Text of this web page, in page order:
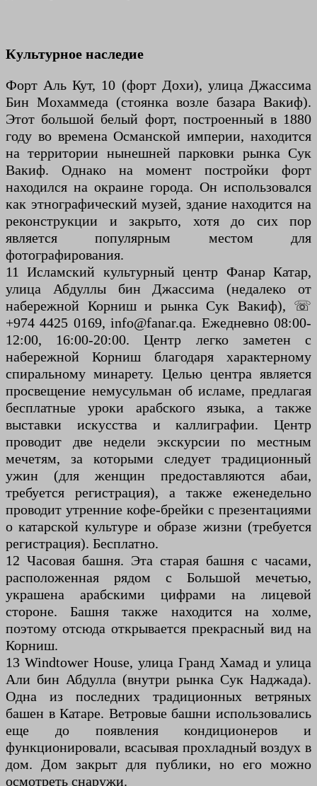
Культурное наследие
Форт Аль Кут, 10 (форт Дохи), улица Джассима
Бин Мохаммеда (стоянка возле базара Вакиф).
Этот большой белый форт, построенный в 1880
году во времена Османской империи, находится
на территории нынешней парковки рынка Сук
Вакиф. Однако на момент постройки форт
находился на окраине города. Он использовался
как этнографический музей, здание находится на
реконструкции и закрыто, хотя до сих пор
является популярным местом для
фотографирования.
11 Исламский культурный центр Фанар Катар,
улица Абдуллы бин Джассима (недалеко от
набережной Корниш и рынка Сук Вакиф), ☏
+974 4425 0169, info@fanar.qa. Ежедневно 08:00-
12:00, 16:00-20:00. Центр легко заметен с
набережной Корниш благодаря характерному
спиральному минарету. Целью центра является
просвещение немусульман об исламе, предлагая
бесплатные уроки арабского языка, а также
выставки искусства и каллиграфии. Центр
проводит две недели экскурсии по местным
мечетям, за которыми следует традиционный
ужин (для женщин предоставляются абаи,
требуется регистрация), а также еженедельно
проводит утренние кофе-брейки с презентациями
о катарской культуре и образе жизни (требуется
регистрация). Бесплатно.
12 Часовая башня. Эта старая башня с часами,
расположенная рядом с Большой мечетью,
украшена арабскими цифрами на лицевой
стороне. Башня также находится на холме,
поэтому отсюда открывается прекрасный вид на
Корниш.
13 Windtower House, улица Гранд Хамад и улица
Али бин Абдулла (внутри рынка Сук Наджада).
Одна из последних традиционных ветряных
башен в Катаре. Ветровые башни использовались
еще до появления кондиционеров и
функционировали, всасывая прохладный воздух в
дом. Дом закрыт для публики, но его можно
осмотреть снаружи.